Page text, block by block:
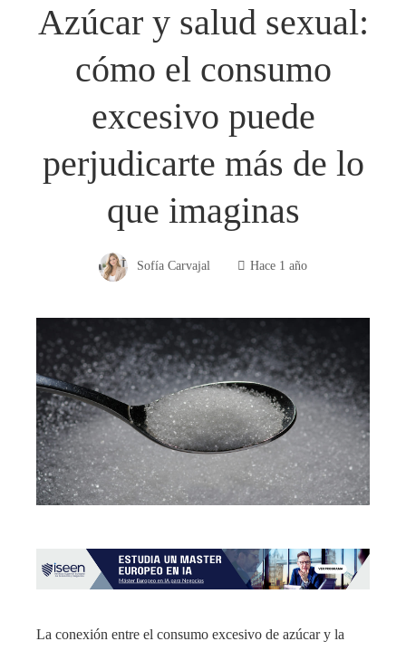
Azúcar y salud sexual:
cómo el consumo
excesivo puede
perjudicarte más de lo
que imaginas
Sofía Carvajal Hace 1 año
La conexión entre el consumo excesivo de azúcar y la